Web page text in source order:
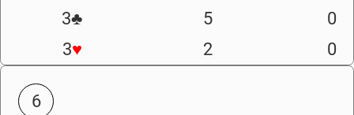
3♣ 5
0
3♥ 2 0
6